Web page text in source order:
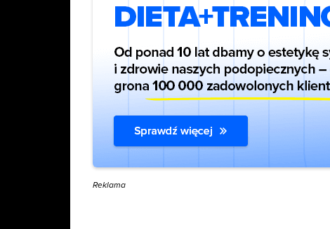
Reklama